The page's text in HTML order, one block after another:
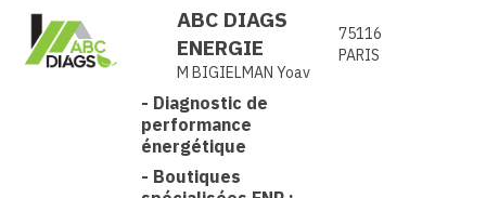
ABC DIAGS
ENERGIE
M BIGIELMAN Yoav
75116
PARIS
- Diagnostic de
performance
énergétique
- Boutiques